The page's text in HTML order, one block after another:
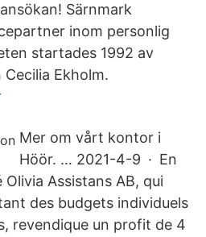
Särnmark
inom personlig
startades 1992 av
Ekholm.
Mer om vårt kontor i
Höör. … 2021-4-9 · En
Assistans AB, qui
des budgets individuels
revendique un profit de 4